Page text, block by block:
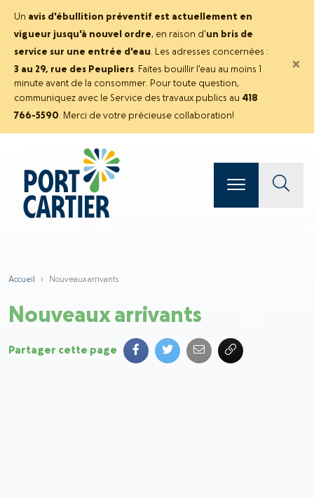
Un avis d'ébullition préventif est actuellement en
vigueur jusqu'à nouvel ordre, en raison d'un bris de
service sur une entrée d'eau. Les adresses concernées :
3 au 29, rue des Peupliers. Faites bouillir l'eau au moins 1
minute avant de la consommer. Pour toute question,
communiquez avec le Service des travaux publics au 418
766-5590. Merci de votre précieuse collaboration!
×
Accueil › Nouveaux arrivants
Nouveaux arrivants
Partager cette page